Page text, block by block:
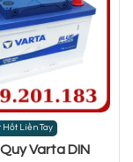
Hốt Liền Tay
Varta DIN